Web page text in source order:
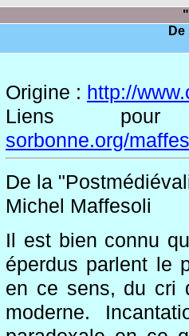
Origine : http://
Liens
sorbonne.org/
De la
Michel Maffesoli
Il est bien connu
éperdus parlent le
en ce sens, du cri
moderne.